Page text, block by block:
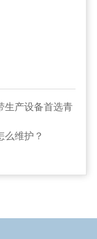
生产设备首选青
么维护？